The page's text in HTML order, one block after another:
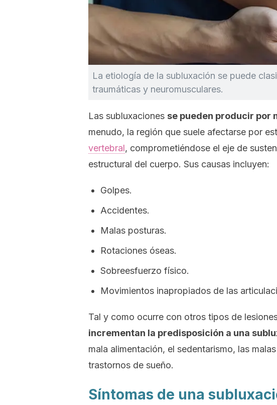
La etiología de la subluxación se puede
traumáticas y neuromusculares.
Las subluxaciones se pueden producir por
menudo, la región que suele afectarse por
vertebral, comprometiéndose el eje de
estructural del cuerpo. Sus causas incluyen:
Golpes.
Accidentes.
Malas posturas.
Rotaciones óseas.
Sobreesfuerzo físico.
Movimientos inapropiados de las
Tal y como ocurre con otros tipos de
incrementan la predisposición a una
mala alimentación, el sedentarismo, las
trastornos de sueño.
Síntomas de una